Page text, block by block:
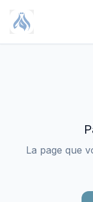
La page que